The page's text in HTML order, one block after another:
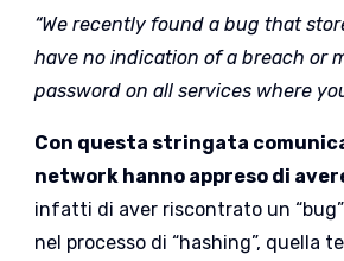
“We recently found a bug that
have no indication of a breach or
password on all services where
Con questa stringata
network hanno appreso di
infatti di aver riscontrato un
nel processo di “hashing”, quella